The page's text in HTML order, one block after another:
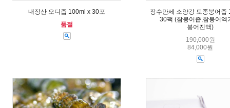
내장산 오디즙 100ml x 30포
품절
장수만세 소양강 토종붕어즙
30팩 (참붕어즙,참붕어엑
붕어진액)
190,000원
84,000원